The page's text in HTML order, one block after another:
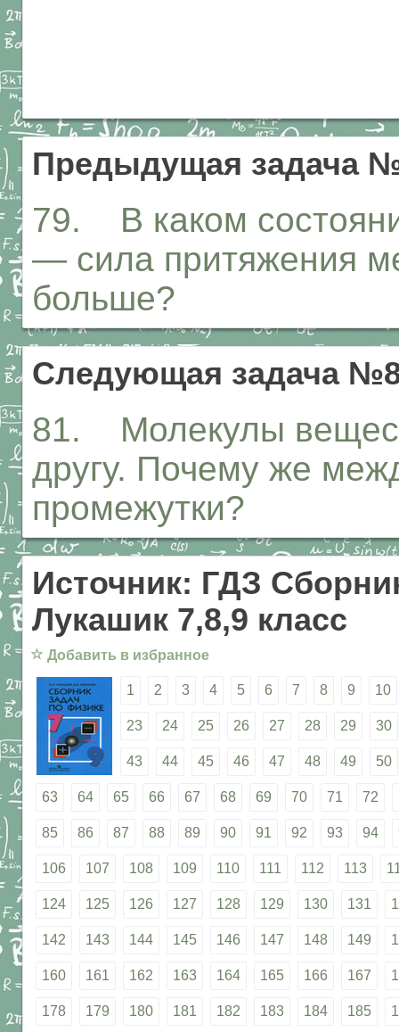
Предыдущая задача
79. В каком
— сила притяжения
больше?
Следующая задача
81. Молекулы
другу. Почему же
промежутки?
Источник: ГДЗ
Лукашик 7,8,9 класс
☆ Добавить в избранное
1 2 3 4 5 6 7 8 9 10
23 24 25 26 27 28 29 30
43 44 45 46 47 48 49 50
63 64 65 66 67 68 69 70 71 72
85 86 87 88 89 90 91 92 93 94
106 107 108 109 110 111 112 113
124 125 126 127 128 129 130 131
142 143 144 145 146 147 148 149
160 161 162 163 164 165 166 167
178 179 180 181 182 183 184 185